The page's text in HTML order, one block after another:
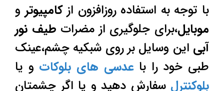
با توجه به استفاده روزافزون ازکامپیوتر و
موبایل،برای جلوگیری از مضرات طیف نور
آبی این وسایل بر روی شبکیه چشم،عینک
طبی خود را باعدسی های بلوکات و یا
بلوکنترل سفارش دهید و یا اگر چشمتان